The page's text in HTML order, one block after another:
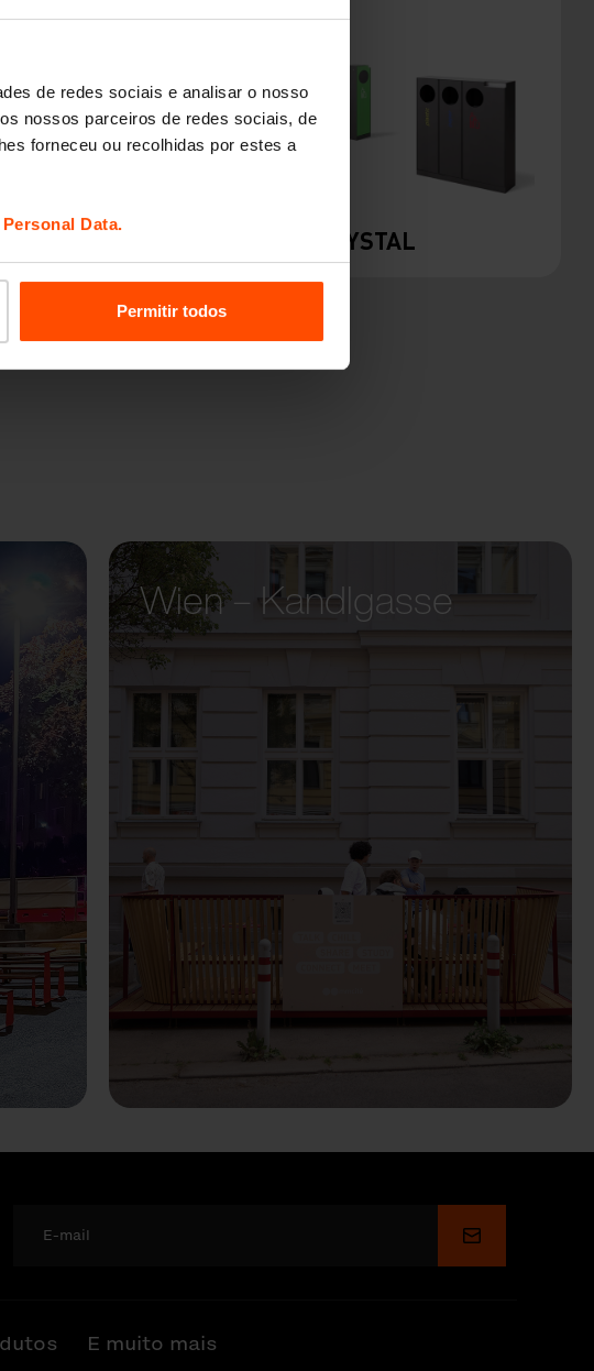
de redes sociais e analisar o nosso
nossos parceiros de redes sociais, de
forneceu ou recolhidas por estes a
Data.
Permitir todos
EDGETYRE CRYSTAL
Wien – Kandlgasse
Enviar
E muito mais